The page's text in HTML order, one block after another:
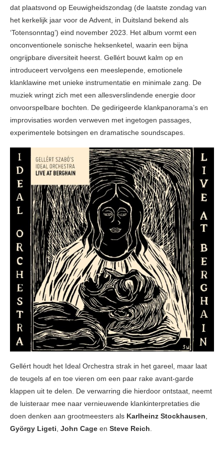
dat plaatsvond op Eeuwigheidszondag (de laatste zondag van
het kerkelijk jaar voor de Advent, in Duitsland bekend als
‘Totensonntag’) eind november 2023. Het album vormt een
onconventionele sonische heksenketel, waarin een bijna
ongrijpbare diversiteit heerst. Gellért bouwt kalm op en
introduceert vervolgens een meeslepende, emotionele
klanklawine met unieke instrumentatie en minimale zang. De
muziek wringt zich met een allesverslindende energie door
onvoorspelbare bochten. De gedirigeerde klankpanorama’s en
improvisaties worden verweven met ingetogen passages,
experimentele botsingen en dramatische soundscapes.
Gellért houdt het Ideal Orchestra strak in het gareel, maar laat
de teugels af en toe vieren om een paar rake avant-garde
klappen uit te delen. De verwarring die hierdoor ontstaat, neemt
de luisteraar mee naar vernieuwende klankinterpretaties die
doen denken aan grootmeesters als Karlheinz Stockhausen,
György Ligeti, John Cage en Steve Reich.